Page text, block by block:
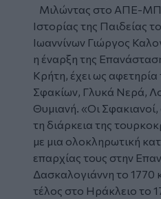
Μιλώντας στο ΑΠΕ-
Ιστορίας της Παιδείας
Ιωαννίνων Γιώργος
η έναρξη της
Κρήτη, έχει ως αφετηρία
Σφακίων, Γλυκά Νερά,
Θυμιανή. «Οι
τη διάρκεια της
με μια ολοκληρωτική
επαρχίας τους στην
Δασκαλογιάννη το 1770
τέλος στο Ηράκλειο το